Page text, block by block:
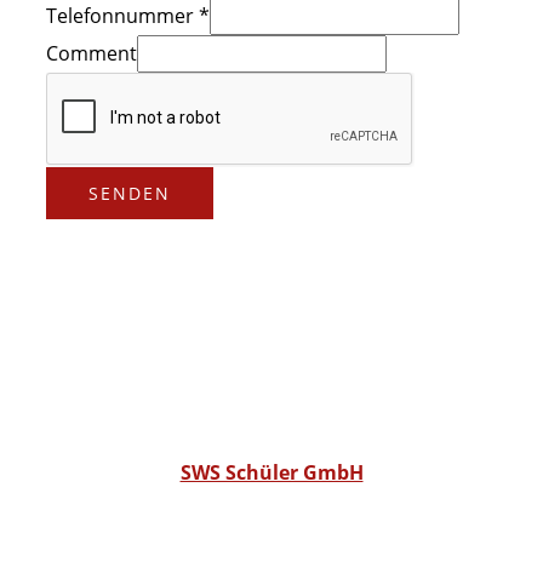
Telefonnummer*
Comment
SENDEN
SWS Schüler GmbH